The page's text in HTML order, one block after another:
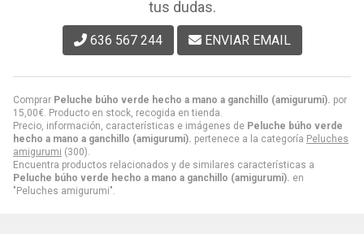
Comprar Peluche búho verde hecho a mano a ganchillo (amigurumi). por
15,00€ . Producto en stock, recogida en tienda.
Precio, información, características e imágenes de Peluche búho verde
hecho a mano a ganchillo (amigurumi). pertenece a la categoría Peluches
amigurumi (300).
Encuentra productos relacionados y de similares características a
Peluche búho verde hecho a mano a ganchillo (amigurumi). en
"Peluches amigurumi".
tus dudas.
636 567 244 ENVIAR EMAIL